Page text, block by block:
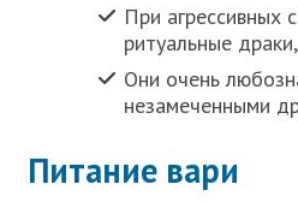
При агрессивных
ритуальные
Они очень
незамеченными
Питание вари